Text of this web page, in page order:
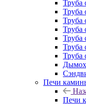
Труба
Труба
Труба
Труба
Труба
Труба
Труба
Печи
Печи